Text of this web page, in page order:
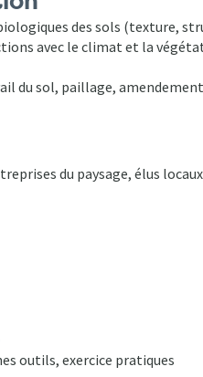
des sols (texture,
avec le climat et la
du sol, paillage,
du paysage, élus
outils, exercice pratiques